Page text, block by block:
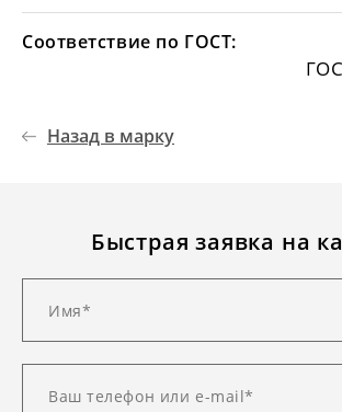
Соответствие по ГОСТ:
Назад в марку
Быстрая заявка на